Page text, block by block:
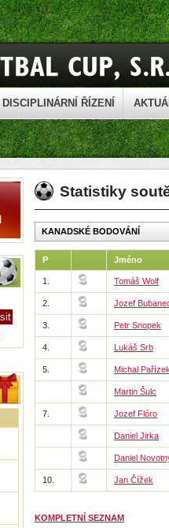
DISCIPLINÁRNÍ ŘÍZENÍ
Statistiky
KANADSKÉ BODOVÁNÍ
P Jméno
1. Tomáš Wolf
2. Jozef
3. Petr Snopek
4. Lukáš Srb
5. Michal
Martin Šulc
7. Jozef Flóro
Daniel Jirka
Daniel
10. Jan Čížek
KOMPLETNÍ SEZNAM